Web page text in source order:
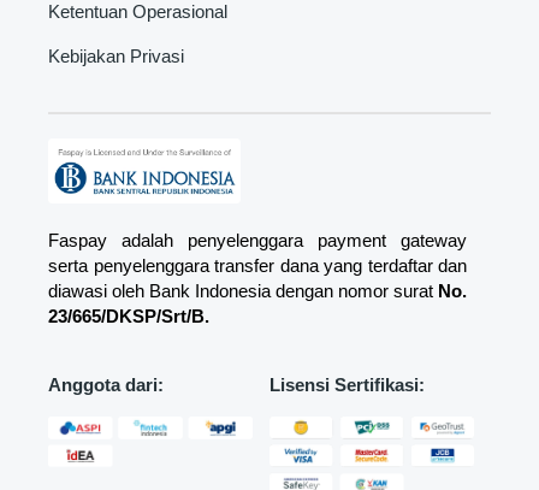
Ketentuan Operasional
Kebijakan Privasi
Faspay adalah penyelenggara payment gateway
serta penyelenggara transfer dana yang terdaftar dan
diawasi oleh Bank Indonesia dengan nomor surat No.
23/665/DKSP/Srt/B.
Anggota dari: Lisensi Sertifikasi: